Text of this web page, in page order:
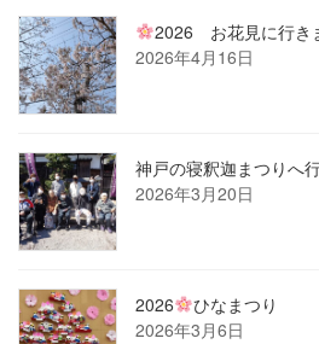
2026 お花見に行き
2026年4月16日
神戸の寝釈迦まつりへ
2026年3月20日
2026
ひなまつり
2026年3月6日